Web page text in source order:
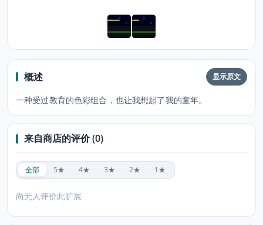
概述 显示原文
一种受过教育的色彩组合，也让我想起了我的童年。
来自商店的评价 (0)
全部 5★ 4★ 3★ 2★ 1★
尚无人评价此扩展